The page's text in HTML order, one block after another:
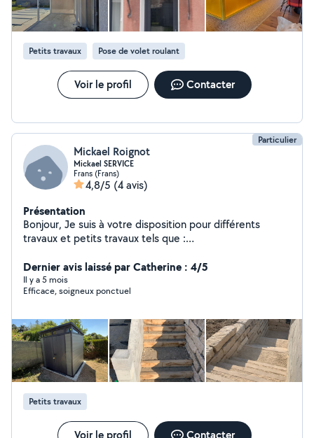
Petits travaux Pose de volet roulant
Voir le profil Contacter
Particulier
Mickael Roignot
Mickael SERVICE
Frans (Frans)
4,8/5 (4 avis)
Présentation
Bonjour, Je suis à votre disposition pour différents
travaux et petits travaux tels que :
sagiste/entretien etc Expérience dans le bâtiment
depuis 13 ans et plusieurs rénovations à mon actif.
N'hésitez pas à me contacter.
Dernier avis laissé par Catherine : 4/5
Il y a 5 mois
Efficace, soigneux ponctuel
Petits travaux
Voir le profil Contacter